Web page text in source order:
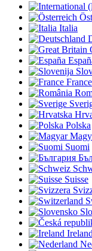
Italia
France
Polska
Suomi
Suisse
Ireland